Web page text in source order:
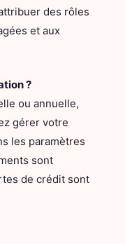
des rôles
et aux
?
ou annuelle,
gérer votre
les paramètres
sont
de crédit sont